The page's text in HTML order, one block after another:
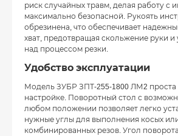
риск случайных травм, делая работу с
максимально безопасной. Рукоять
обрезинена, что обеспечивает
хват, предотвращая скольжение руки
над процессом резки.
Удобство эксплуатации
Модель ЗУБР ЗПТ-255-1800 ЛМ2 проста
настройке. Поворотный стол с
любом положении позволяет легко
нужные углы для выполнения косых
комбинированных резов. Угол